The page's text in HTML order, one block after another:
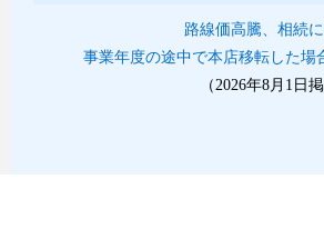
路線価高騰、相続
事業年度の途中で本店移転した場
（2026年8月1日掲